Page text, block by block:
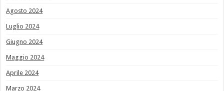
Agosto 2024
Luglio 2024
Giugno 2024
Maggio 2024
Aprile 2024
Marzo 2024